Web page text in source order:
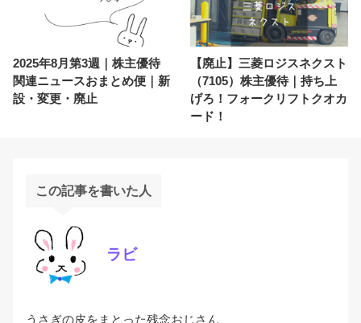
2025年8月第3週｜株主優待
関連ニュースおまとめ便｜新
設・変更・廃止
【廃止】三菱ロジスネクスト
（7105）株主優待｜持ち上
げろ！フォークリフトクオカ
ード！
この記事を書いた人
ラビ
うさぎの皮をまとった残念おじさん